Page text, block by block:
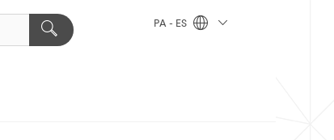
PA - ES